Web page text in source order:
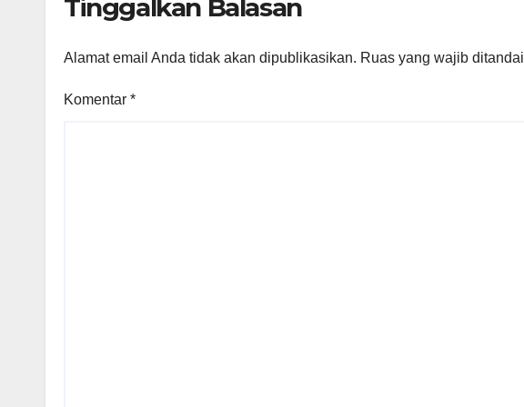
Berkualitas
Tinggalkan Balasan
Alamat email Anda tidak akan dipublikasikan. Ruas yang wajib ditandai
Komentar *